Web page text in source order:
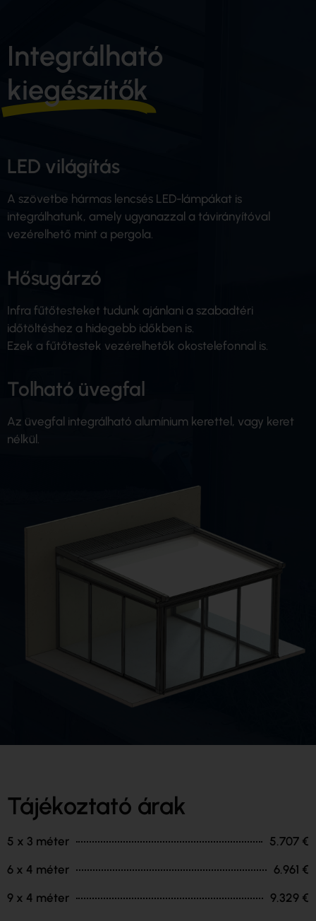
Integrálható
kiegészítők
LED világítás
A szövetbe hármas lencsés LED-lámpákat is
integrálhatunk, amely ugyanazzal a távirányítóval
vezérelhető mint a pergola.
Hősugárzó
Infra fűtőtesteket tudunk ajánlani a szabadtéri
időtöltéshez a hidegebb időkben is.
Ezek a fűtőtestek vezérelhetők okostelefonnal is.
Tolható üvegfal
Az üvegfal integrálható alumínium kerettel, vagy keret
nélkül.
Tájékoztató árak
5 x 3 méter
5.707 €
6 x 4 méter
6.961 €
9 x 4 méter
9.329 €